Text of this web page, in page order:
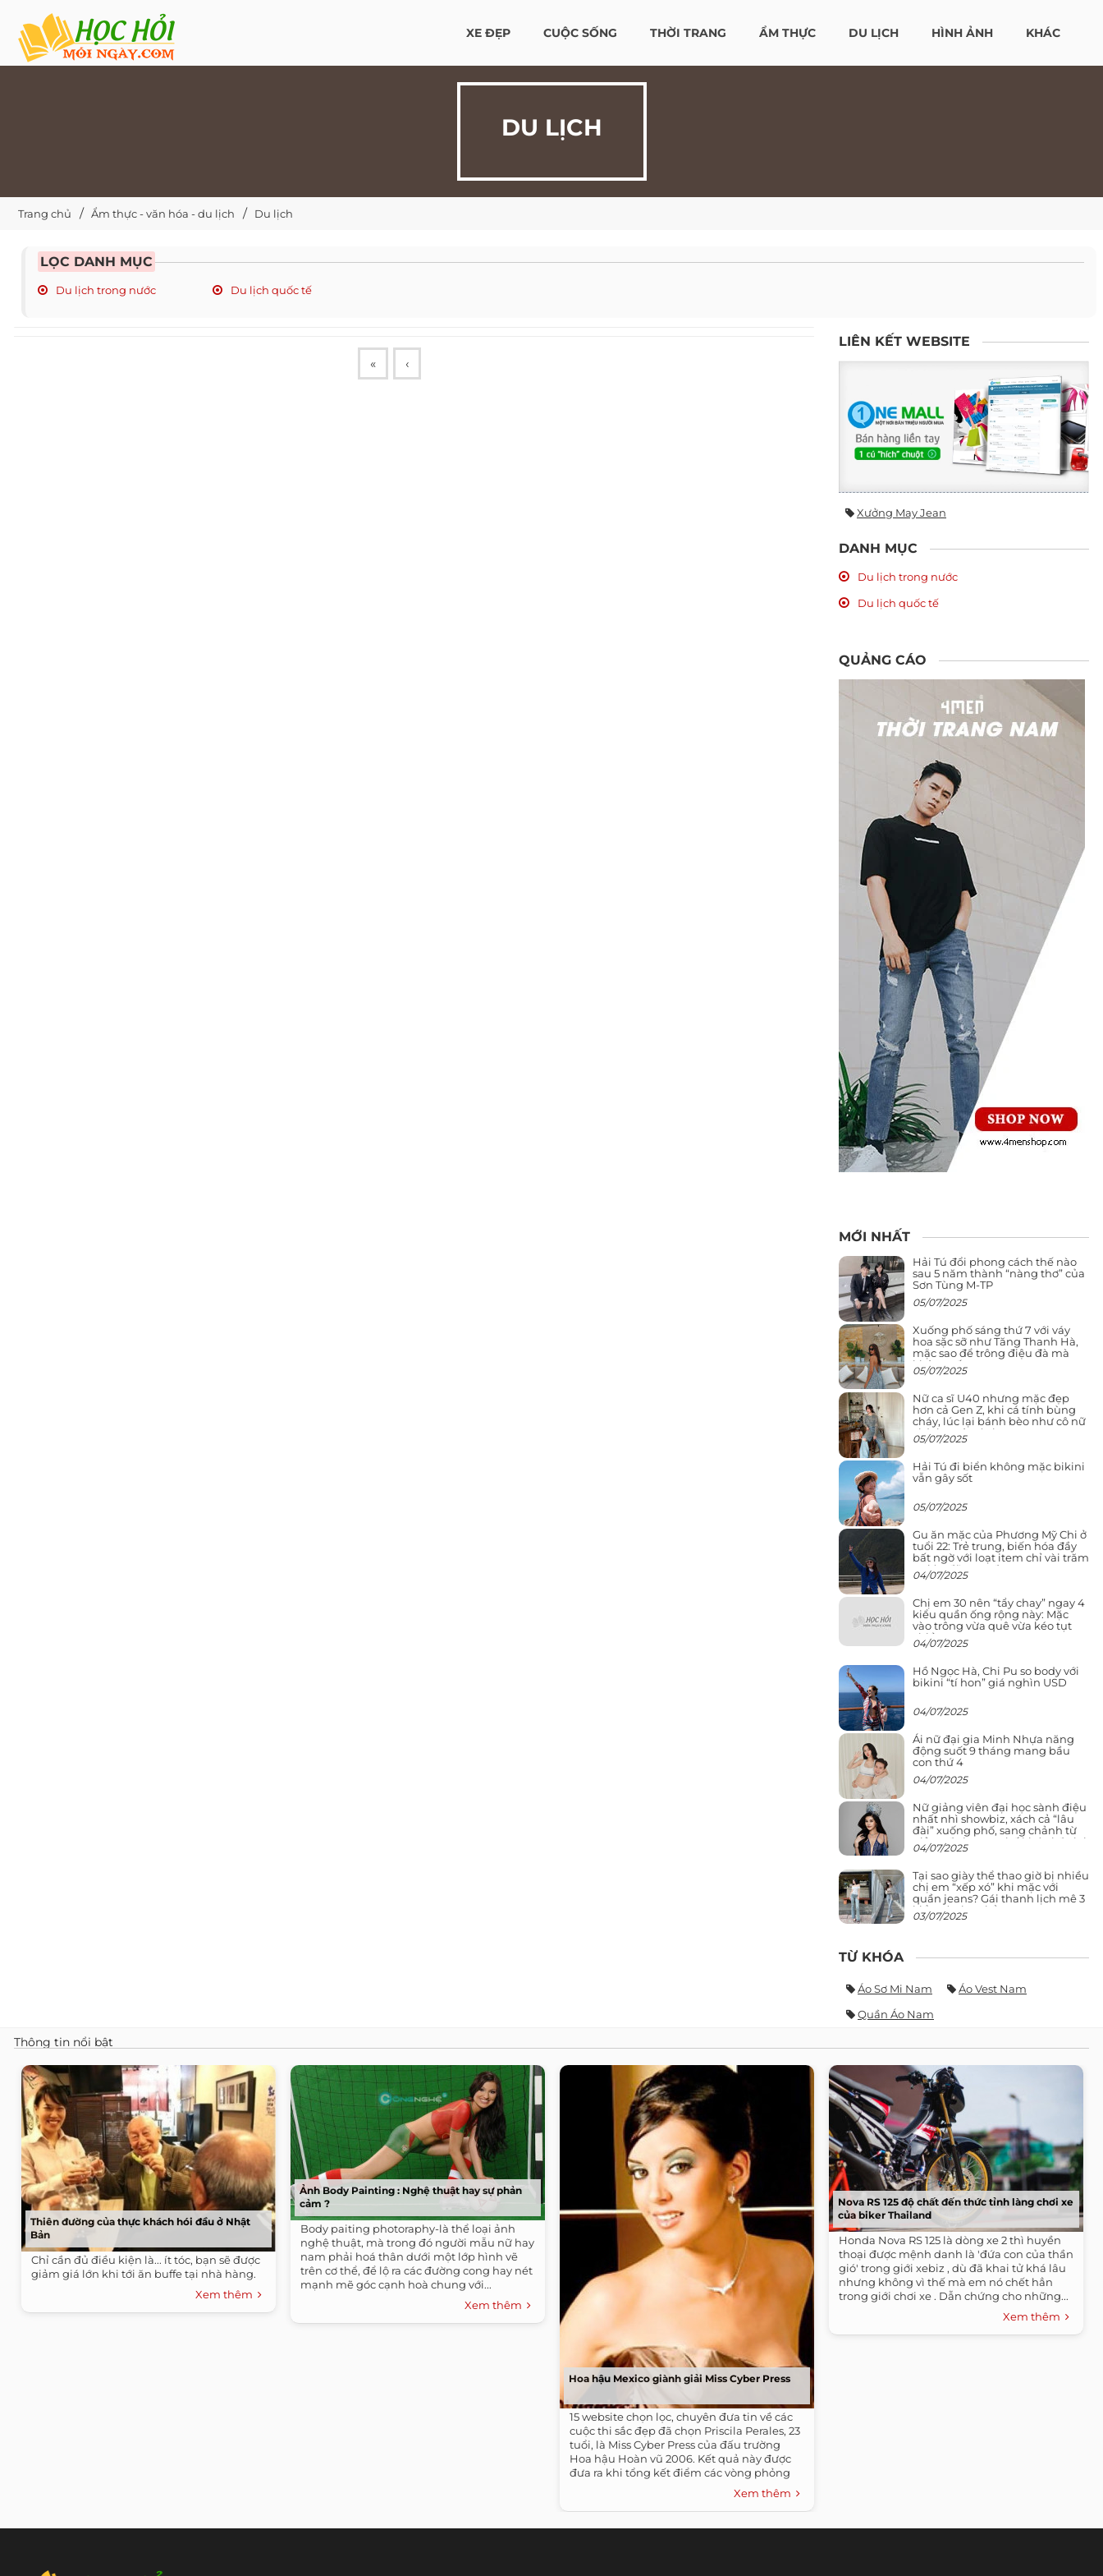
XE ĐẸP CUỘC SỐNG THỜI TRANG ẨM THỰC DU LỊCH HÌNH ẢNH KHÁC
DU LỊCH
Trang chủ Ẩm thực - văn hóa - du lịch Du lịch
LỌC DANH MỤC
Du lịch trong nước Du lịch quốc tế
« ‹
LIÊN KẾT WEBSITE
Xưởng May Jean
DANH MỤC
Du lịch trong nước
Du lịch quốc tế
QUẢNG CÁO
MỚI NHẤT
Hải Tú đổi phong cách thế nào
sau 5 năm thành “nàng thơ” của
Sơn Tùng M-TP
05/07/2025
Xuống phố sáng thứ 7 với váy
hoa sặc sỡ như Tăng Thanh Hà,
mặc sao để trông điệu đà mà
không sến
05/07/2025
Nữ ca sĩ U40 nhưng mặc đẹp
hơn cả Gen Z, khi cá tính bùng
cháy, lúc lại bánh bèo như cô nữ
chính ngôn tình
05/07/2025
Hải Tú đi biển không mặc bikini
vẫn gây sốt
05/07/2025
Gu ăn mặc của Phương Mỹ Chi ở
tuổi 22: Trẻ trung, biến hóa đầy
bất ngờ với loạt item chỉ vài trăm
nghìn đã mua được
04/07/2025
Chị em 30 nên “tẩy chay” ngay 4
kiểu quần ống rộng này: Mặc
vào trông vừa quê vừa kéo tụt
chiều cao
04/07/2025
Hồ Ngọc Hà, Chi Pu so body với
bikini “tí hon” giá nghìn USD
04/07/2025
Ái nữ đại gia Minh Nhựa năng
động suốt 9 tháng mang bầu
con thứ 4
04/07/2025
Nữ giảng viên đại học sành điệu
nhất nhì showbiz, xách cả “lâu
đài” xuống phố, sang chảnh từ
giảng đường ra phố khó ai đọ lại
04/07/2025
Tại sao giày thể thao giờ bị nhiều
chị em “xếp xó” khi mặc với
quần jeans? Gái thanh lịch mê 3
kiểu này hơn hẳn
03/07/2025
TỪ KHÓA
Áo Sơ Mi Nam
Áo Vest Nam
Quần Áo Nam
Thông tin nổi bật
Thiên đường của thực khách hói đầu ở Nhật
Bản
Chỉ cần đủ điều kiện là... ít tóc, bạn sẽ được
giảm giá lớn khi tới ăn buffe tại nhà hàng.
Xem thêm
Ảnh Body Painting : Nghệ thuật hay sự phản
cảm ?
Body paiting photoraphy-là thể loại ảnh
nghệ thuật, mà trong đó người mẫu nữ hay
nam phải hoá thân dưới một lớp hình vẽ
trên cơ thể, để lộ ra các đường cong hay nét
mạnh mẽ góc cạnh hoà chung với...
Xem thêm
Hoa hậu Mexico giành giải Miss Cyber Press
15 website chọn lọc, chuyên đưa tin về các
cuộc thi sắc đẹp đã chọn Priscila Perales, 23
tuổi, là Miss Cyber Press của đấu trường
Hoa hậu Hoàn vũ 2006. Kết quả này được
đưa ra khi tổng kết điểm các vòng phỏng
vấn, trình diễn áo tắm và trang phục dạ hội.
Xem thêm
Nova RS 125 độ chất đến thức tỉnh làng chơi xe
của biker Thailand
Honda Nova RS 125 là dòng xe 2 thì huyền
thoại được mệnh danh là 'đứa con của thần
gió' trong giới xebiz , dù đã khai tử khá lâu
nhưng không vì thế mà em nó chết hẳn
trong giới chơi xe . Dẫn chứng cho những...
Xem thêm